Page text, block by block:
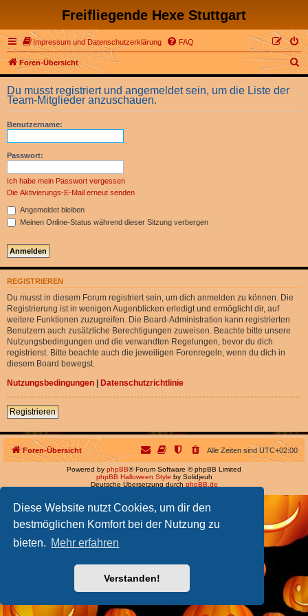
Diese Website nutzt Cookies, um dir den
bestmöglichen Komfort bei der Nutzung zu
bieten. Mehr erfahren
Verstanden!
Freifliegende Hexe Stuttgart
Impressum und Datenschutzerklärung FAQ
Foren-Übersicht
S
u
h
Du musst registriert und angemeldet sein, um die Liste der
Team-Mitglieder anzuschauen.
Benutzername:
Passwort:
Ich habe mein Passwort vergessen
Die Aktivierungs-E-Mail erneut senden
Angemeldet bleiben
Meinen Online-Status während dieser Sitzung verbergen
REGISTRIEREN
Du musst in diesem Forum registriert sein, um dich anmelden zu können. Die
Registrierung ist in wenigen Augenblicken erledigt und ermöglicht dir, auf
weitere Funktionen zuzugreifen. Die Board-Administration kann registrierten
Benutzern auch zusätzliche Berechtigungen zuweisen. Beachte bitte unsere
Nutzungsbedingungen und die verwandten Regelungen, bevor du dich
registrierst. Bitte beachte auch die jeweiligen Forenregeln, wenn du dich in
diesem Board bewegst.
Nutzungsbedingungen | Datenschutzrichtlinie
Registrieren
Foren-Übersicht Alle Zeiten sindUTC+02:00
Powered by phpBB® Forum Software © phpBB Limited
phpBB Halloween Style by Solidjeuh
Deutsche Übersetzung durch phpBB.de